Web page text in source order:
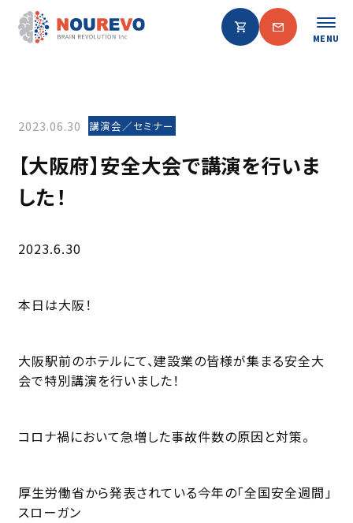
MENU
2023.06.30 講演会／セミナー
【大阪府】安全大会で講演を行いま
した！
2023.6.30
本日は大阪！
大阪駅前のホテルにて、建設業の皆様が集まる安全大
会で特別講演を行いました！
コロナ禍において急増した事故件数の原因と対策。
厚生労働省から発表されている今年の「全国安全週間」
スローガン